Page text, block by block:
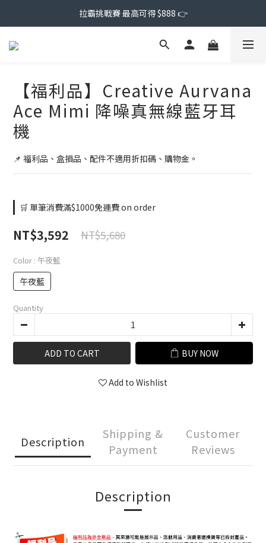
拉霸挑戰賽 最高可得 $888 👉
【福利品】Creative Aurvana
Ace Mimi 降噪真無線藍牙耳
機
📌 福利品、盒損品、配件不適用折扣碼、購物金。
🛒 單筆消費滿$1000免運費 on order
NT$3,592 NT$5,680
Color : 午夜藍
午夜藍
Quantity
ADD TO CART BUY NOW
Add to Wishlist
Description
Shipping &
Payment
Customer
Reviews
Description